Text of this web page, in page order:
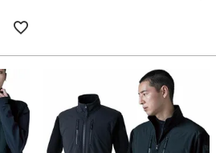
のスタンドカラーで襟裏フリース仕
様、チンガード付き。縫製糸による静
電気ケア